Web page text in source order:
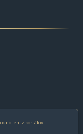
z portálov: